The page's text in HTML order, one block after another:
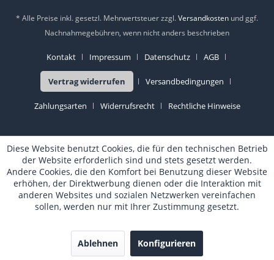
* Alle Preise inkl. gesetzl. Mehrwertsteuer zzgl.Versandkosten und ggf.
Nachnahmegebühren, wenn nicht anders beschrieben
Kontakt Impressum Datenschutz AGB
Vertrag widerrufen Versandbedingungen
Zahlungsarten Widerrufsrecht Rechtliche Hinweise
Diese Website benutzt Cookies, die für den technischen Betrieb
der Website erforderlich sind und stets gesetzt werden.
Andere Cookies, die den Komfort bei Benutzung dieser Website
erhöhen, der Direktwerbung dienen oder die Interaktion mit
anderen Websites und sozialen Netzwerken vereinfachen
sollen, werden nur mit Ihrer Zustimmung gesetzt.
Ablehnen Konfigurieren